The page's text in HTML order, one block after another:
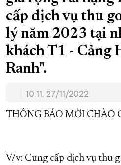
TRƯỜNG SA BIỂN ĐẢO QUÊ HƯƠNG
CHUNG TAY CẢI CÁCH HÀNH CHÍNH
XÂY DỰNG NÔNG THÔN MỚI
KỶ NIỆM 370 NĂM XÂY DỰNG VÀ
KHOẢNH KHẮC ĐẸP XỨ TRẦM
XÂY DỰNG KHÁNH HÒA TRỞ
cấp dịch vụ thu
lý năm 2023 tại
khách T1 - Cảng
Ranh".
10:11, 27/11/2022
THÔNG BÁO MỜI CHÀO
V/v: Cung cấp dịch vụ thu